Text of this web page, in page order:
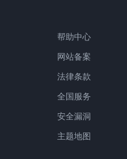
帮助中心
网站备案
法律条款
全国服务
安全漏洞
主题地图